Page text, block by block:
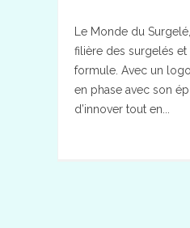
Le Monde du
filière des surgelés
formule. Avec un
en phase avec son
d’innover tout en...